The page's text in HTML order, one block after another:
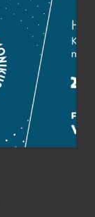
(Müpa)